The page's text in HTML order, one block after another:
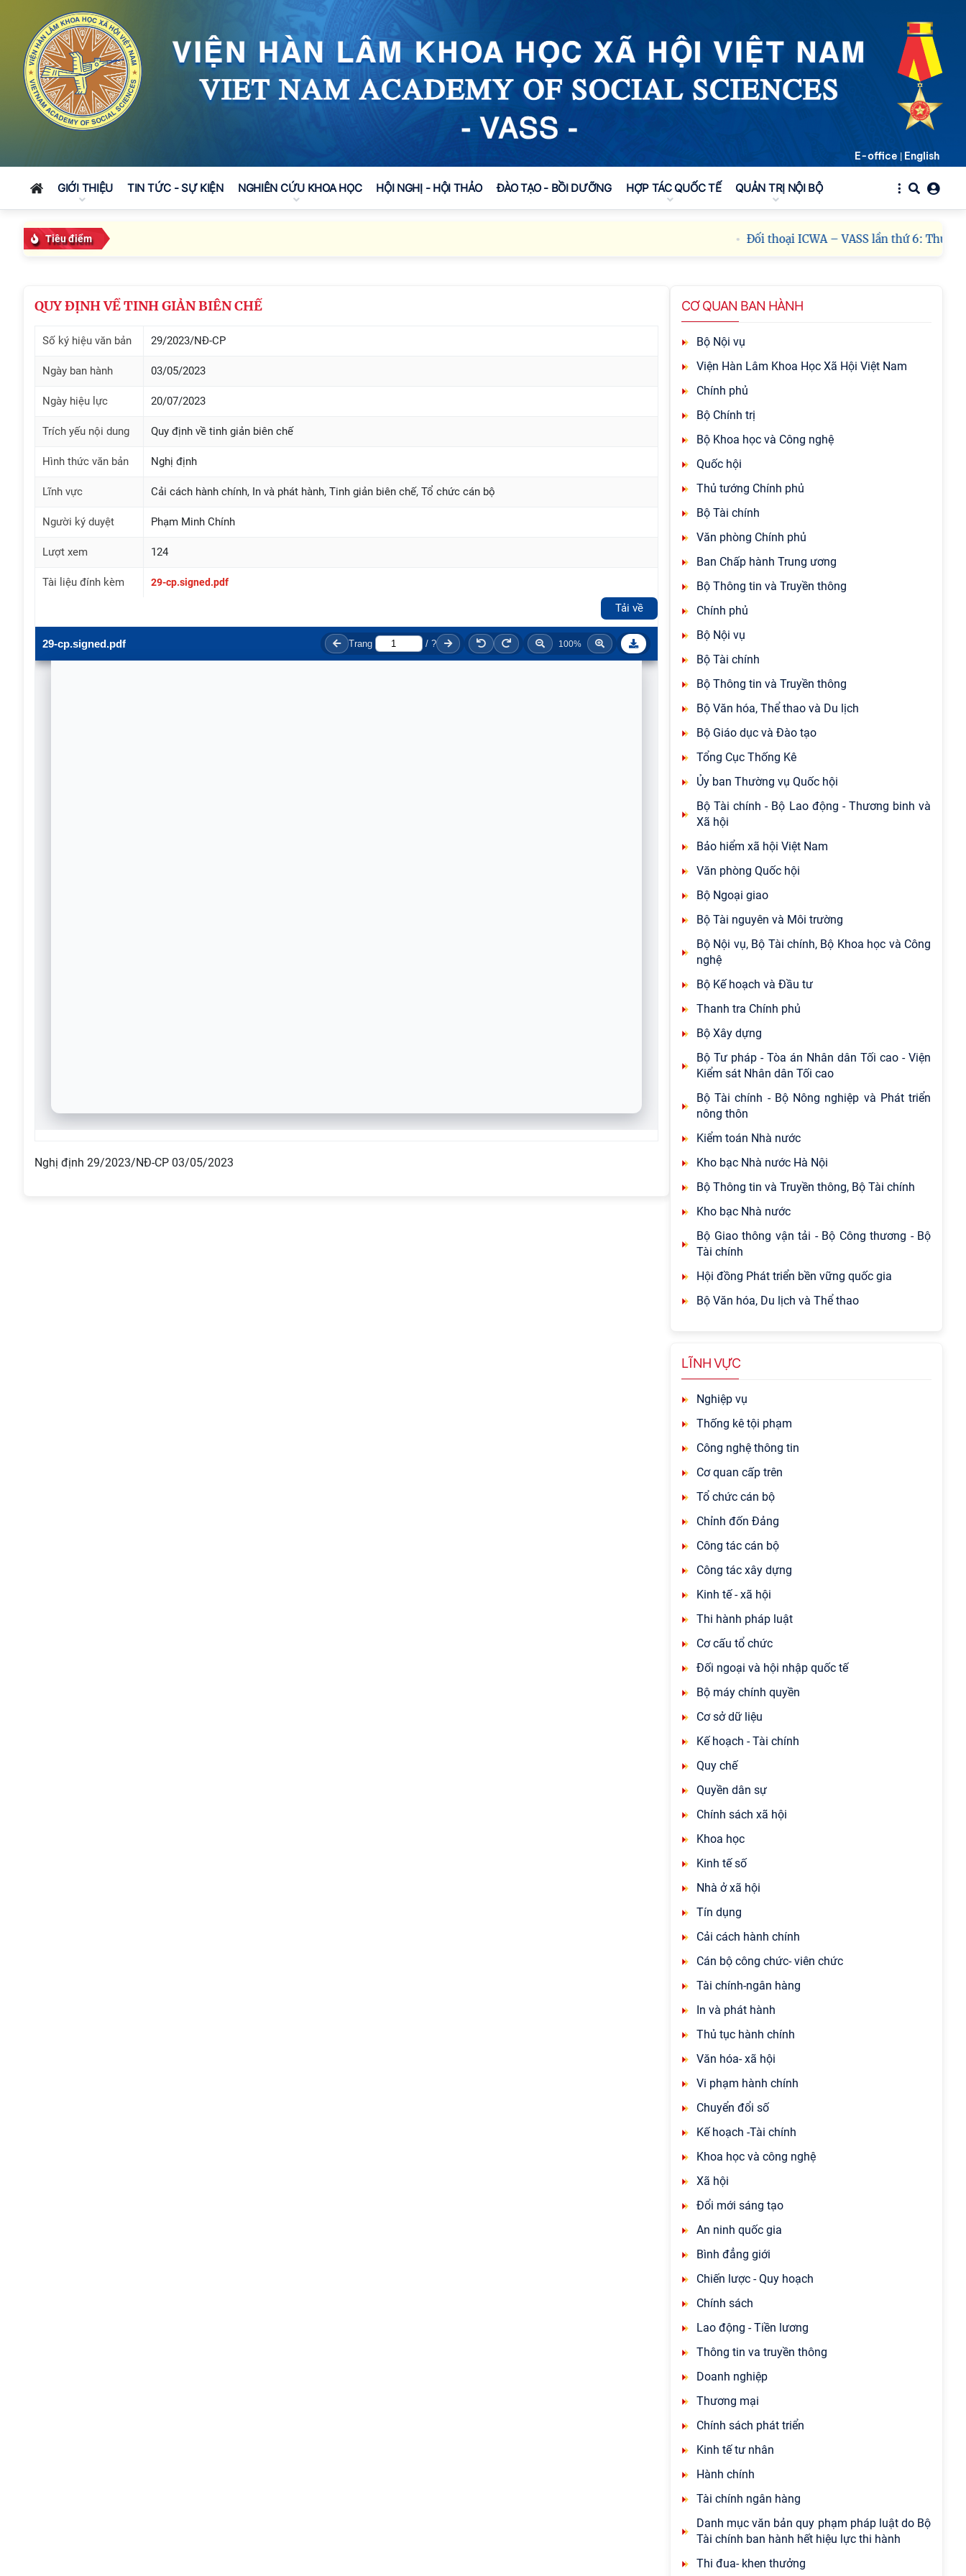
E-office | English
GIỚI THIỆU TIN TỨC - SỰ KIỆN NGHIÊN CỨU KHOA HỌC HỘI NGHỊ - HỘI THẢO ĐÀO TẠO - BỒI DƯỠNG HỢP TÁC QUỐC TẾ QUẢN TRỊ NỘI BỘ
Tiêu điểm Đối thoại ICWA – VASS lần thứ 6: Thúc
QUY ĐỊNH VỀ TINH GIẢN BIÊN CHẾ
Số ký hiệu văn bản 29/2023/NĐ-CP
Ngày ban hành 03/05/2023
Ngày hiệu lực 20/07/2023
Trích yếu nội dung Quy định về tinh giản biên chế
Hình thức văn bản Nghị định
Lĩnh vực Cải cách hành chính, In và phát hành, Tinh giản biên chế, Tổ chức cán bộ
Người ký duyệt Phạm Minh Chính
Lượt xem 124
Tài liệu đính kèm 29-cp.signed.pdf
Tải về
Nghị định 29/2023/NĐ-CP 03/05/2023
CƠ QUAN BAN HÀNH
Bộ Nội vụ
Viện Hàn Lâm Khoa Học Xã Hội Việt Nam
Chính phủ
Bộ Chính trị
Bộ Khoa học và Công nghệ
Quốc hội
Thủ tướng Chính phủ
Bộ Tài chính
Văn phòng Chính phủ
Ban Chấp hành Trung ương
Bộ Thông tin và Truyền thông
Chính phủ
Bộ Nội vụ
Bộ Tài chính
Bộ Thông tin và Truyền thông
Bộ Văn hóa, Thể thao và Du lịch
Bộ Giáo dục và Đào tạo
Tổng Cục Thống Kê
Ủy ban Thường vụ Quốc hội
Bộ Tài chính - Bộ Lao động - Thương binh và
Xã hội
Bảo hiểm xã hội Việt Nam
Văn phòng Quốc hội
Bộ Ngoại giao
Bộ Tài nguyên và Môi trường
Bộ Nội vụ, Bộ Tài chính, Bộ Khoa học và Công
nghệ
Bộ Kế hoạch và Đầu tư
Thanh tra Chính phủ
Bộ Xây dựng
Bộ Tư pháp - Tòa án Nhân dân Tối cao - Viện
Kiểm sát Nhân dân Tối cao
Bộ Tài chính - Bộ Nông nghiệp và Phát triển
nông thôn
Kiểm toán Nhà nước
Kho bạc Nhà nước Hà Nội
Bộ Thông tin và Truyền thông, Bộ Tài chính
Kho bạc Nhà nước
Bộ Giao thông vận tải - Bộ Công thương - Bộ
Tài chính
Hội đồng Phát triển bền vững quốc gia
Bộ Văn hóa, Du lịch và Thể thao
LĨNH VỰC
Nghiệp vụ
Thống kê tội phạm
Công nghệ thông tin
Cơ quan cấp trên
Tổ chức cán bộ
Chỉnh đốn Đảng
Công tác cán bộ
Công tác xây dựng
Kinh tế - xã hội
Thi hành pháp luật
Cơ cấu tổ chức
Đối ngoại và hội nhập quốc tế
Bộ máy chính quyền
Cơ sở dữ liệu
Kế hoạch - Tài chính
Quy chế
Quyền dân sự
Chính sách xã hội
Khoa học
Kinh tế số
Nhà ở xã hội
Tín dụng
Cải cách hành chính
Cán bộ công chức- viên chức
Tài chính-ngân hàng
In và phát hành
Thủ tục hành chính
Văn hóa- xã hội
Vi phạm hành chính
Chuyển đổi số
Kế hoạch -Tài chính
Khoa học và công nghệ
Xã hội
Đổi mới sáng tạo
An ninh quốc gia
Bình đẳng giới
Chiến lược - Quy hoạch
Chính sách
Lao động - Tiền lương
Thông tin va truyền thông
Doanh nghiệp
Thương mại
Chính sách phát triển
Kinh tế tư nhân
Hành chính
Tài chính ngân hàng
Danh mục văn bản quy phạm pháp luật do Bộ
Tài chính ban hành hết hiệu lực thi hành
Thi đua- khen thưởng